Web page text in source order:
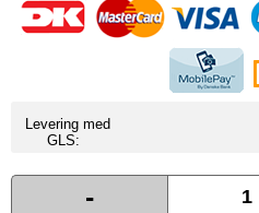
Levering med
GLS:
-